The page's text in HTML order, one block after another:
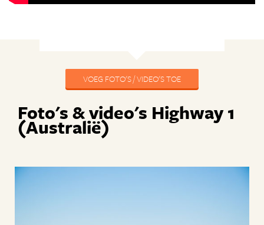
VOEG FOTO'S / VIDEO'S TOE
Foto's & video's Highway 1
(Australië)